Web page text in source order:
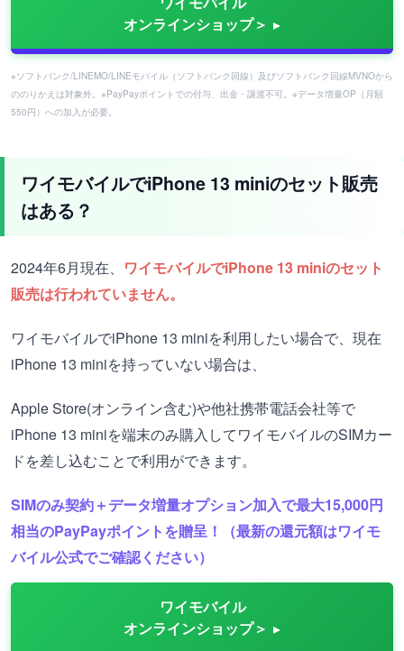
オンラインショップ＞
※ソフトバンク/LINEMO/LINEモバイル（ソフトバンク回線）及びソフトバンク回線MVNOから
ののりかえは対象外。※PayPayポイントでの付与、出金・譲渡不可。※データ増量OP（月額
550円）への加入が必要。
ワイモバイルでiPhone 13 miniのセット販売
はある？
2024年6月現在、 ワイモバイルでiPhone 13 miniのセット
販売は行われていません。
ワイモバイルでiPhone 13 miniを利用したい場合で、現在
iPhone 13 miniを持っていない場合は、
Apple Store(オンライン含む)や他社携帯電話会社等で
iPhone 13 miniを端末のみ購入してワイモバイルのSIMカー
ドを差し込むことで利用ができます。
SIMのみ契約＋データ増量オプション加入で最大15,000円
相当のPayPayポイントを贈呈！（最新の還元額はワイモ
バイル公式でご確認ください）
ワイモバイル
オンラインショップ＞